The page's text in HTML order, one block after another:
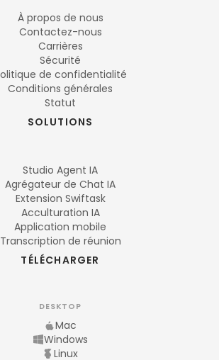
À propos de nous
Contactez-nous
Carrières
Sécurité
de confidentialité
Conditions générales
Statut
SOLUTIONS
Studio Agent IA
Agrégateur de Chat IA
Extension Swiftask
Acculturation IA
Application mobile
Transcription de réunion
TÉLÉCHARGER
DESKTOP
Mac
Windows
Linux